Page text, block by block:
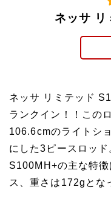
ネッサ
ネッサ リミテッド
ランクイン！！この
106.6cmのライトシ
にした3ピースロッ
S100MH+の主な特
ス、重さは172gとな